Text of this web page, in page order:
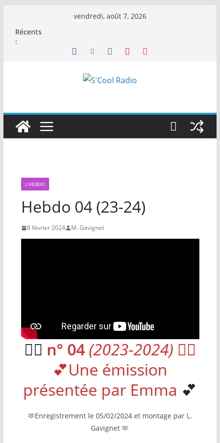
contenu
vendredi, août 7, 2026
Récents
:
L'HEBDO
Hebdo 04 (23-24)
8 février 2024 M. Gavignet
❤️‍🔥 n° 04 (2023-2024) ❤️‍🔥
💕Une émission
présentée par Emma 💕
🫶Enregistrement le 05/02/2024 et montage par L.
Gavignet 🫶